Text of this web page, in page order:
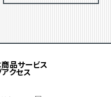
商品サービス
アクセス